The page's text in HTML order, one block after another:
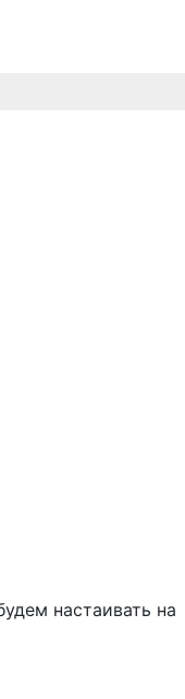
настаивать на